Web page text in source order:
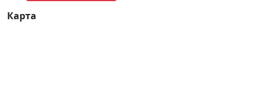
Карта